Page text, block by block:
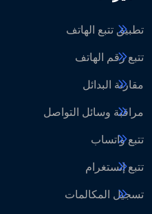
تطبيق تتبع الهاتف
تتبع رقم الهاتف
مقارنة البدائل
مراقبة وسائل التواصل
تتبع واتساب
تتبع إنستغرام
تسجيل المكالمات